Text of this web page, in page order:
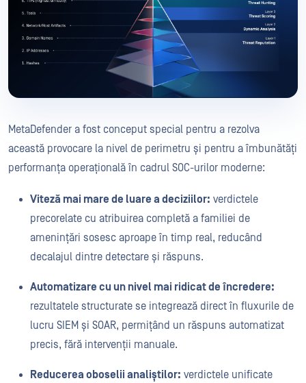
MetaDefender a fost conceput special pentru a rezolva
această provocare la nivel de perimetru și pentru a îmbunătăți
performanța operațională în cadrul SOC-urilor moderne:
Viteză mai mare de luare a deciziilor: verdictele
precorelate cu atribuirea completă a familiei de
amenințări sosesc aproape în timp real, reducând
decalajul dintre detectare și răspuns.
Automatizare cu un nivel mai ridicat de încredere:
rezultatele structurate se integrează direct în fluxurile de
lucru SIEM și SOAR, permițând un răspuns automatizat
precis, fără intervenții manuale.
Reducerea oboselii analiștilor: verdictele unificate